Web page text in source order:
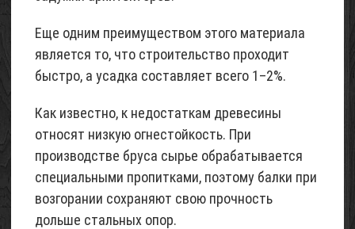
Еще одним преимуществом этого материала
является то, что строительство проходит
быстро, а усадка составляет всего 1–2%.
Как известно, к недостаткам древесины
относят низкую огнестойкость. При
производстве бруса сырье обрабатывается
специальными пропитками, поэтому балки при
возгорании сохраняют свою прочность
дольше стальных опор.